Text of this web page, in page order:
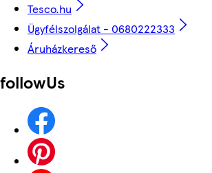
Tesco.hu
Ügyfélszolgálat - 0680222333
Áruházkereső
followUs